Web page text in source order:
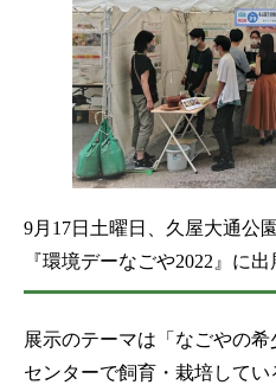
9月17日土曜日、久屋大通公
『環境デーなごや2022』に出
展示のテーマは「なごやの希
センターで飼育・栽培して